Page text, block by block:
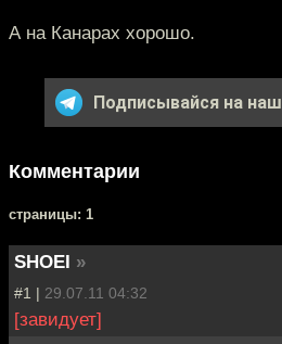
А на Канарах хорошо.
Подписывайся на наш
Комментарии
cтраницы: 1
SHOEI »
#1 | 29.07.11 04:32
[завидует]